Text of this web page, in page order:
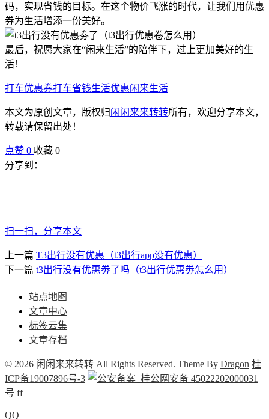
码，实现省钱的目标。在这个物价飞涨的时代，让我们用优惠
券为生活增添一份美好。
最后，祝愿大家在“闲来生活”的陪伴下，过上更加美好的生
活！
打车优惠券打车省钱生活优惠闲来生活
本文为原创文章，版权归闲闲来来转转所有，欢迎分享本文，
转载请保留出处！
点赞 0 收藏 0
分享到：
扫一扫，分享本文
上一篇 T3出行没有优惠（t3出行app没有优惠）
下一篇 t3出行没有优惠劵了吗（t3出行优惠劵怎么用）
站点地图
文章中心
标签云集
文章存档
© 2026 闲闲来来转转 All Rights Reserved. Theme By Dragon 桂
ICP备19007896号-3
桂公网安备 45022202000031
号 ff
QQ